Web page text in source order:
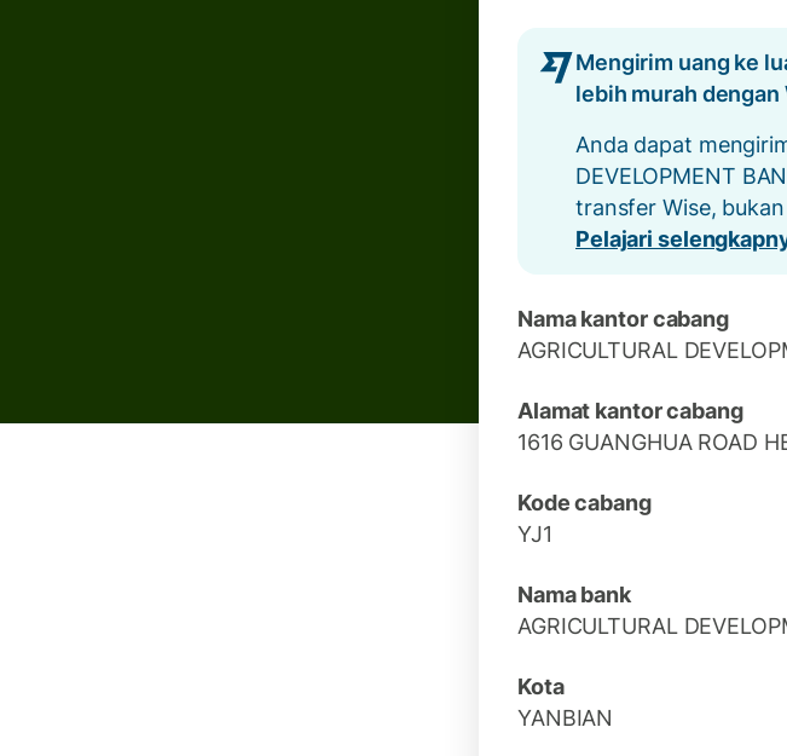
Mengirim uang ke
lebih murah dengan
Anda dapat
DEVELOPMENT
transfer Wise,
Pelajari
Nama kantor cabang
AGRICULTURAL
Alamat kantor cabang
1616 GUANGHUA ROAD
Kode cabang
YJ1
Nama bank
AGRICULTURAL
Kota
YANBIAN